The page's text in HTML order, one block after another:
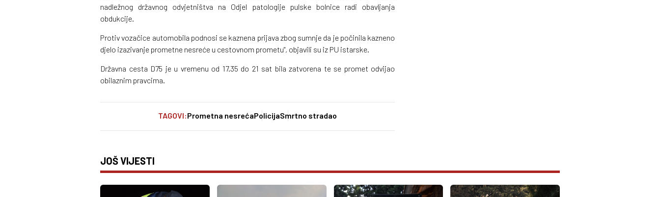
nadležnog državnog odvjetništva na Odjel patologije pulske bolnice radi obavljanja
obdukcije.
Protiv vozačice automobila podnosi se kaznena prijava zbog sumnje da je počinila kazneno
djelo izazivanje prometne nesreće u cestovnom prometu", objavili su iz PU istarske.
Državna cesta D75 je u vremenu od 17.35 do 21 sat bila zatvorena te se promet odvijao
obilaznim pravcima.
TAGOVI:Prometna nesrećaPolicijaSmrtno stradao
JOŠ VIJESTI